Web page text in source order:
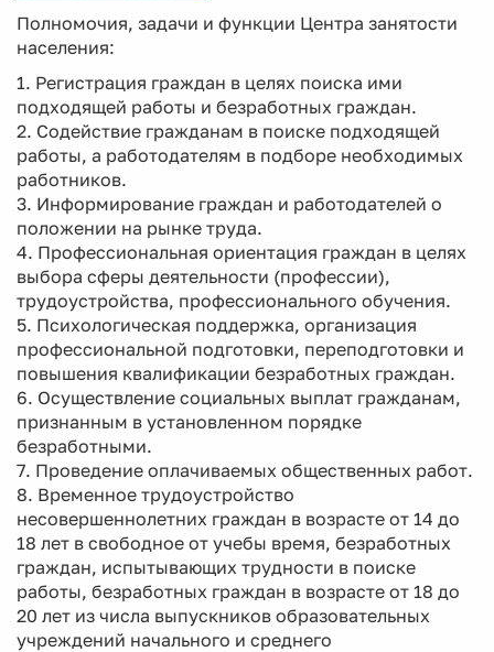
Полномочия, задачи и функции Центра занятости
населения:
1. Регистрация граждан в целях поиска ими
подходящей работы и безработных граждан.
2. Содействие гражданам в поиске подходящей
работы, а работодателям в подборе необходимых
работников.
3. Информирование граждан и работодателей о
положении на рынке труда.
4. Профессиональная ориентация граждан в целях
выбора сферы деятельности (профессии),
трудоустройства, профессионального обучения.
5. Психологическая поддержка, организация
профессиональной подготовки, переподготовки и
повышения квалификации безработных граждан.
6. Осуществление социальных выплат гражданам,
признанным в установленном порядке
безработными.
7. Проведение оплачиваемых общественных работ.
8. Временное трудоустройство
несовершеннолетних граждан в возрасте от 14 до
18 лет в свободное от учебы время, безработных
граждан, испытывающих трудности в поиске
работы, безработных граждан в возрасте от 18 до
20 лет из числа выпускников образовательных
учреждений начального и среднего